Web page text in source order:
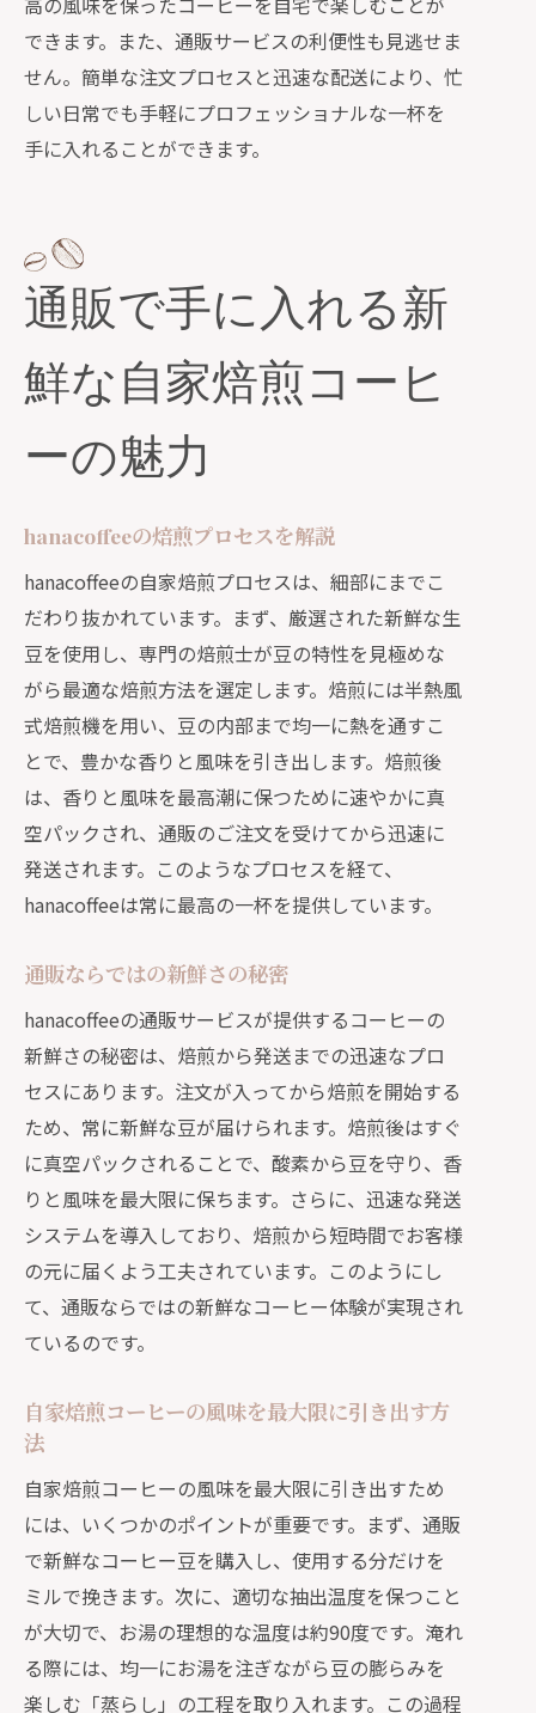
できます。また、通販サービスの利便性も見逃せま
せん。簡単な注文プロセスと迅速な配送により、忙
しい日常でも手軽にプロフェッショナルな一杯を
手に入れることができます。
通販で手に入れる新
鮮な自家焙煎コーヒ
ーの魅力
hanacoffeeの焙煎プロセスを解説
hanacoffeeの自家焙煎プロセスは、細部にまでこ
だわり抜かれています。まず、厳選された新鮮な生
豆を使用し、専門の焙煎士が豆の特性を見極めな
がら最適な焙煎方法を選定します。焙煎には半熱風
式焙煎機を用い、豆の内部まで均一に熱を通すこ
とで、豊かな香りと風味を引き出します。焙煎後
は、香りと風味を最高潮に保つために速やかに真
空パックされ、通販のご注文を受けてから迅速に
発送されます。このようなプロセスを経て、
hanacoffeeは常に最高の一杯を提供しています。
通販ならではの新鮮さの秘密
hanacoffeeの通販サービスが提供するコーヒーの
新鮮さの秘密は、焙煎から発送までの迅速なプロ
セスにあります。注文が入ってから焙煎を開始する
ため、常に新鮮な豆が届けられます。焙煎後はすぐ
に真空パックされることで、酸素から豆を守り、香
りと風味を最大限に保ちます。さらに、迅速な発送
システムを導入しており、焙煎から短時間でお客様
の元に届くよう工夫されています。このようにし
て、通販ならではの新鮮なコーヒー体験が実現され
ているのです。
自家焙煎コーヒーの風味を最大限に引き出す方
法
自家焙煎コーヒーの風味を最大限に引き出すため
には、いくつかのポイントが重要です。まず、通販
で新鮮なコーヒー豆を購入し、使用する分だけを
ミルで挽きます。次に、適切な抽出温度を保つこと
が大切で、お湯の理想的な温度は約90度です。淹れ
る際には、均一にお湯を注ぎながら豆の膨らみを
楽しむ「蒸らし」の工程を取り入れます。この過程